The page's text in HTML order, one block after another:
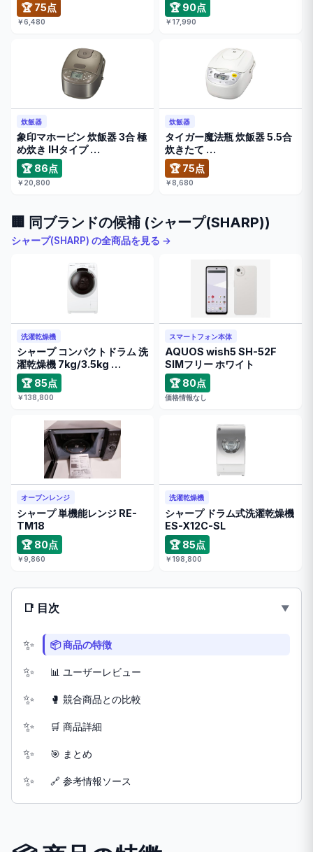
🏆 75点
￥6,480
🏆 90点
￥17,990
炊飯器
象印マホービン 炊飯器 3合 極
め炊き IHタイプ …
🏆 86点
￥20,800
炊飯器
タイガー魔法瓶 炊飯器 5.5合
炊きたて …
🏆 75点
￥8,680
🏢 同ブランドの候補 (シャープ(SHARP))
シャープ(SHARP) の全商品を見る →
洗濯乾燥機
シャープ コンパクトドラム 洗
濯乾燥機 7kg/3.5kg …
🏆 85点
￥138,800
スマートフォン本体
AQUOS wish5 SH-52F
SIMフリー ホワイト
🏆 80点
価格情報なし
オーブンレンジ
シャープ 単機能レンジ RE-
TM18
🏆 80点
￥9,860
洗濯乾燥機
シャープ ドラム式洗濯乾燥機
ES-X12C-SL
🏆 85点
￥198,800
📑 目次
📦 商品の特徴
📊 ユーザーレビュー
🥊 競合商品との比較
🛒 商品詳細
🎯 まとめ
🔗 参考情報ソース